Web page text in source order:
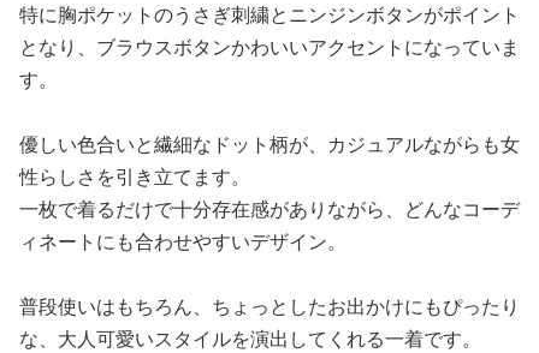
特に胸ポケットのうさぎ刺繍とニンジンボタンがポイント
となり、ブラウスボタンかわいいアクセントになっていま
す。
優しい色合いと繊細なドット柄が、カジュアルながらも女
性らしさを引き立てます。
一枚で着るだけで十分存在感がありながら、どんなコーデ
ィネートにも合わせやすいデザイン。
普段使いはもちろん、ちょっとしたお出かけにもぴったり
な、大人可愛いスタイルを演出してくれる一着です。